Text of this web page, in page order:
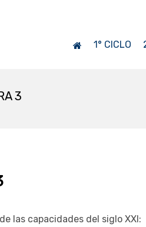
1° CICLO
3
las capacidades del siglo XXI: